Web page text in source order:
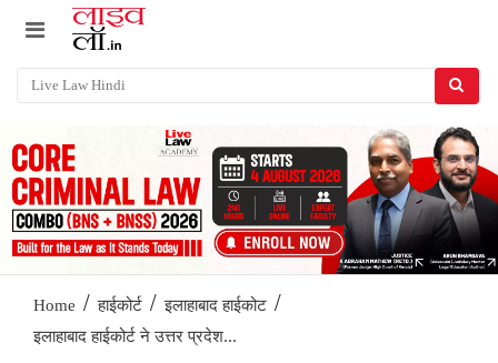
Home / हाईकोर्ट / इलाहाबाद हाईकोट /
इलाहाबाद हाईकोर्ट ने उत्तर प्रदेश...